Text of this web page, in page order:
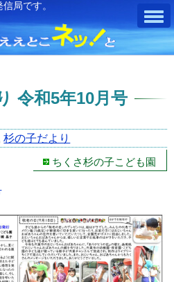
局です。
令和5年10月号
杉の子だより
ちくさ杉の子こども園